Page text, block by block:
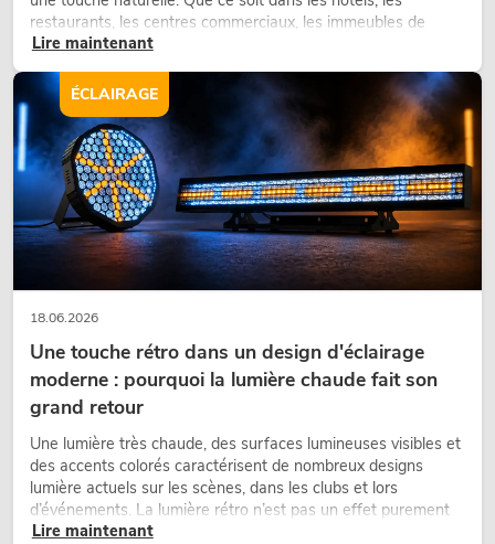
restaurants, les centres commerciaux, les immeubles de
bureaux ou sur les stands d’exposition, une végétalisation de
d’aménagement modernes.
Lire maintenant
18.06.2026
Une touche rétro dans un design d'éclairage
moderne : pourquoi la lumière chaude fait son
grand retour
Une lumière très chaude, des surfaces lumineuses visibles et
des accents colorés caractérisent de nombreux designs
lumière actuels sur les scènes, dans les clubs et lors
d’événements. La lumière rétro n’est pas un effet purement
nostalgique, mais un outil de conception utilisé de manière
Lire maintenant
ÉCLAIRAGE